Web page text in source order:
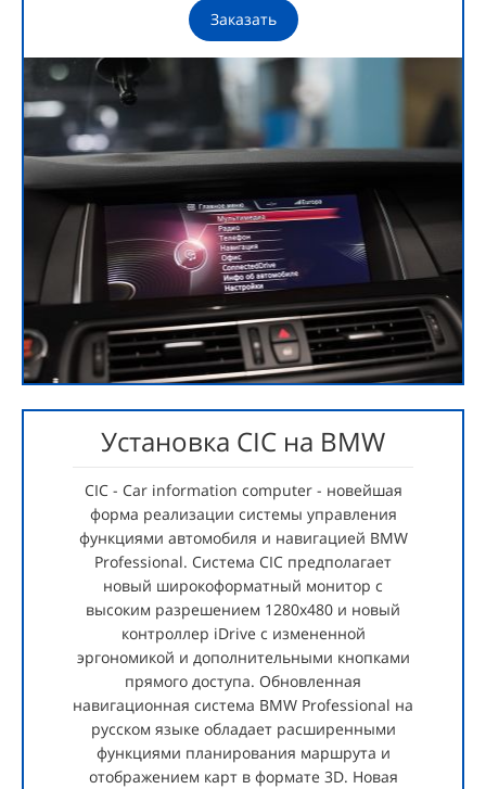
Заказать
Установка CIC на BMW
CIC - Car information computer - новейшая
форма реализации системы управления
функциями автомобиля и навигацией BMW
Professional. Система CIC предполагает
новый широкоформатный монитор с
высоким разрешением 1280х480 и новый
контроллер iDrive с измененной
эргономикой и дополнительными кнопками
прямого доступа. Обновленная
навигационная система BMW Professional на
русском языке обладает расширенными
функциями планирования маршрута и
отображением карт в формате 3D. Новая